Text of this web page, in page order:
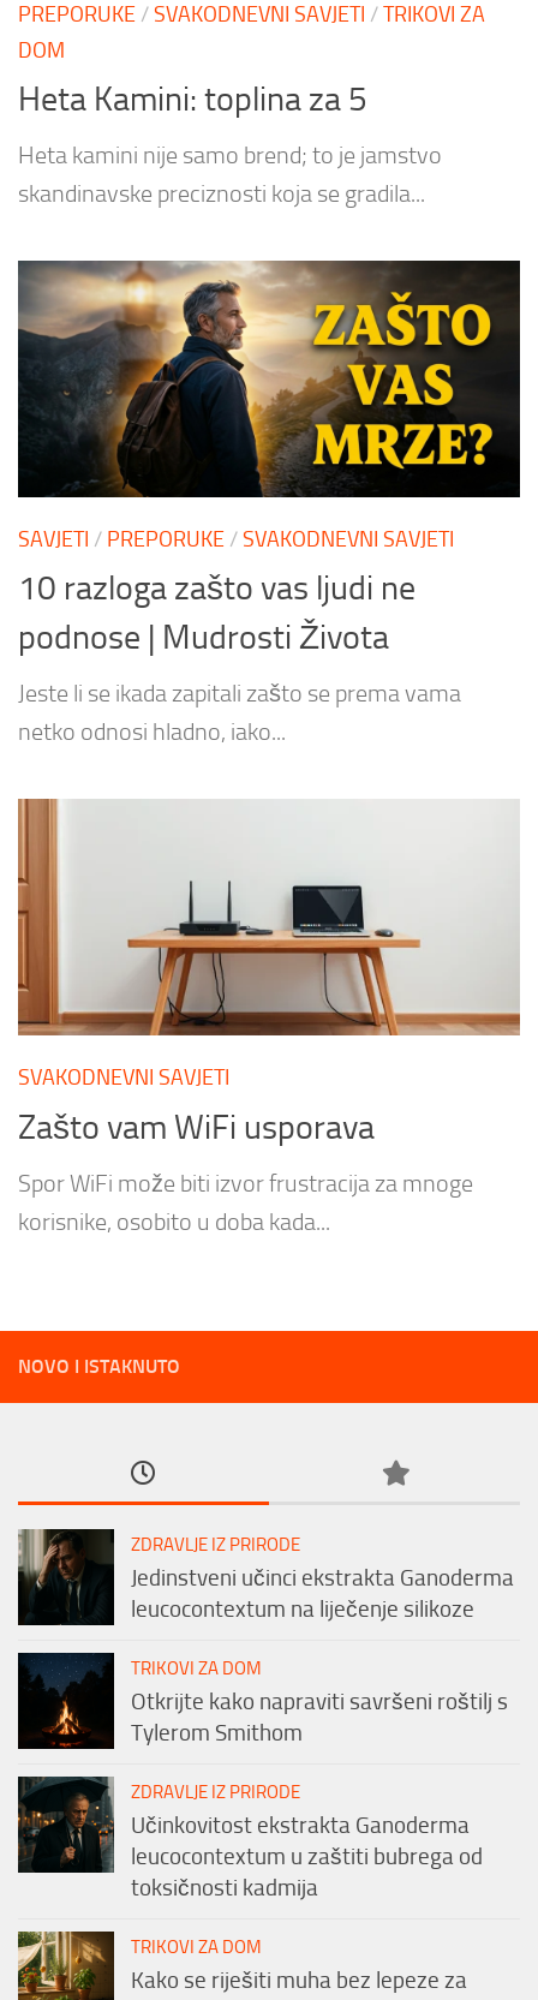
PREPORUKE / SVAKODNEVNI SAVJETI / TRIKOVI ZA
DOM
Heta Kamini: toplina za 5
Heta kamini nije samo brend; to je jamstvo
skandinavske preciznosti koja se gradila...
SAVJETI / PREPORUKE / SVAKODNEVNI SAVJETI
10 razloga zašto vas ljudi ne
podnose | Mudrosti Života
Jeste li se ikada zapitali zašto se prema vama
netko odnosi hladno, iako...
SVAKODNEVNI SAVJETI
Zašto vam WiFi usporava
Spor WiFi može biti izvor frustracija za mnoge
korisnike, osobito u doba kada...
NOVO I ISTAKNUTO
ZDRAVLJE IZ PRIRODE
Jedinstveni učinci ekstrakta Ganoderma
leucocontextum na liječenje silikoze
TRIKOVI ZA DOM
Otkrijte kako napraviti savršeni roštilj s
Tylerom Smithom
ZDRAVLJE IZ PRIRODE
Učinkovitost ekstrakta Ganoderma
leucocontextum u zaštiti bubrega od
toksičnosti kadmija
TRIKOVI ZA DOM
Kako se riješiti muha bez lepeze za